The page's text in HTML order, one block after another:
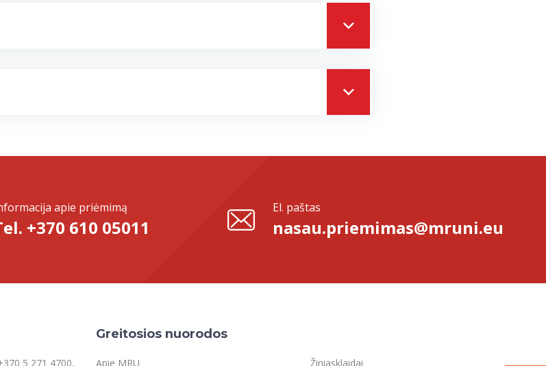
apie priėmimą
+370 610 05011
El. paštas
nasau.priemimas@mruni.eu
5 271 4700,
Greitosios nuorodos
Apie MRU
Žiniasklaidai